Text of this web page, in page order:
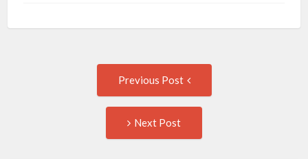
navigation
Previous Post
Next Post